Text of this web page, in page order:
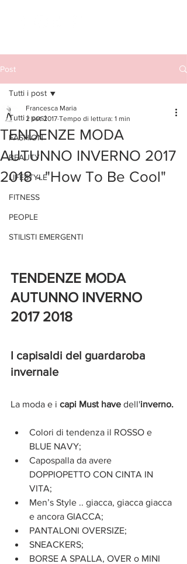
Post
Tutti i post
FASHION
BEAUTY
LIFESTYLE
FITNESS
PEOPLE
STILISTI EMERGENTI
Tutti i post
TENDENZE MODA
AUTUNNO INVERNO 2017
2018 - "How To Be Cool"
Francesca Maria
2 set 2017 Tempo di lettura: 1 min
TENDENZE MODA
AUTUNNO INVERNO
2017 2018
I capisaldi del guardaroba
invernale
La moda e i capi Must have dell'inverno.
Colori di tendenza il ROSSO e
BLUE NAVY;
Capospalla da avere
DOPPIOPETTO CON CINTA IN
VITA;
Men’s Style .. giacca, giacca giacca
e ancora GIACCA;
PANTALONI OVERSIZE;
SNEACKERS;
BORSE A SPALLA, OVER o MINI